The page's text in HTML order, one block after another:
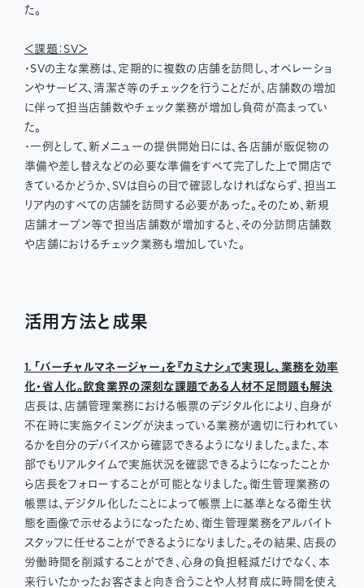
た。
＜課題：SV＞
・SVの主な業務は、定期的に複数の店舗を訪問し、オペレーショ
ンやサービス、清潔さ等のチェックを行うことだが、店舗数の増加
に伴って担当店舗数やチェック業務が増加し負荷が高まってい
た。
・一例として、新メニューの提供開始日には、各店舗が販促物の
準備や差し替えなどの必要な準備をすべて完了した上で開店で
きているかどうか、SVは自らの目で確認しなければならず、担当エ
リア内のすべての店舗を訪問する必要があった。そのため、新規
店舗オープン等で担当店舗数が増加すると、その分訪問店舗数
や店舗におけるチェック業務も増加していた。
活用方法と成果
1. 「バーチャルマネージャー」を『カミナシ』で実現し、業務を効率
化・省人化。飲食業界の深刻な課題である人材不足問題も解決
店長は、店舗管理業務における帳票のデジタル化により、自身が
不在時に実施タイミングが決まっている業務が適切に行われてい
るかを自分のデバイスから確認できるようになりました。また、本
部でもリアルタイムで実施状況を確認できるようになったことか
ら店長をフォローすることが可能となりました。衛生管理業務の
帳票は、デジタル化したことによって帳票上に基準となる衛生状
態を画像で示せるようになったため、衛生管理業務をアルバイト
スタッフに任せることができるようになりました。その結果、店長の
労働時間を削減することができ、心身の負担軽減だけでなく、本
来行いたかったお客さまと向き合うことや人材育成に時間を使え